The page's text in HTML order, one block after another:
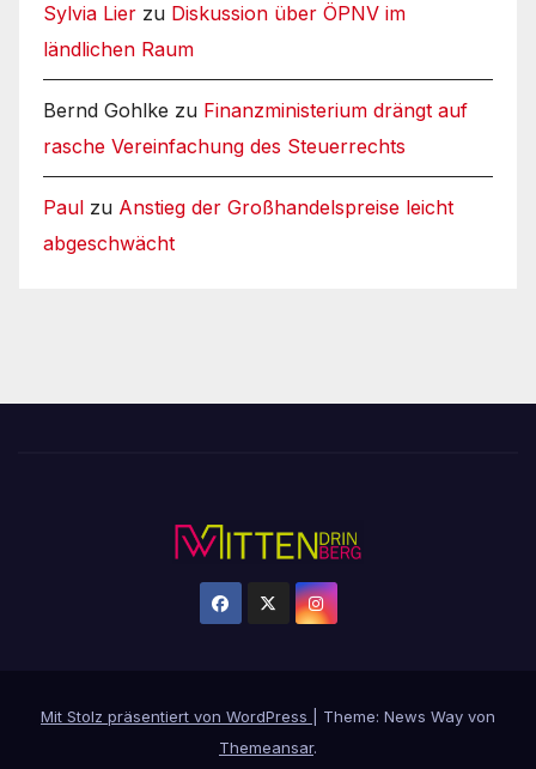
Sylvia Lier zu Diskussion über ÖPNV im
ländlichen Raum
Bernd Gohlke zu Finanzministerium drängt auf
rasche Vereinfachung des Steuerrechts
Paul zu Anstieg der Großhandelspreise leicht
abgeschwächt
Mit Stolz präsentiert von WordPress
Theme: News Way von
Themeansar.